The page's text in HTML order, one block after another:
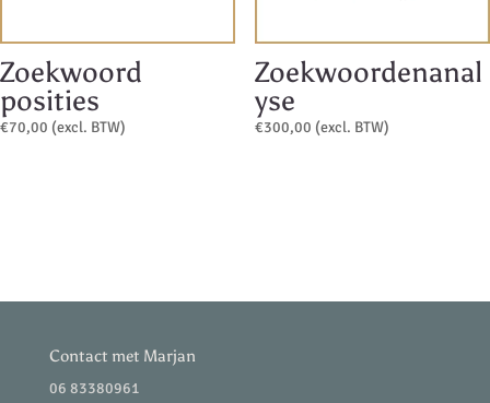
Zoekwoord
posities
€70,00 (excl. BTW)
Zoekwoordenanal
yse
€300,00 (excl. BTW)
Contact met Marjan
06 83380961